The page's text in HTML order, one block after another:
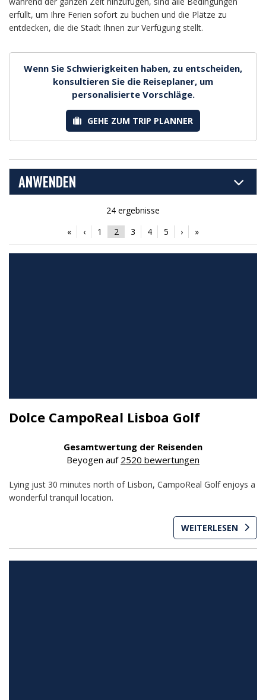
erfüllt, um Ihre Ferien sofort zu buchen und die Plätze zu
entdecken, die die Stadt Ihnen zur Verfügung stellt.
Wenn Sie Schwierigkeiten haben, zu entscheiden,
konsultieren Sie die Reiseplaner, um
personalisierte Vorschläge.
GEHE ZUM TRIP PLANNER
ANWENDEN
24 ergebnisse
«
‹ 1 2 3 4 5 › »
Dolce CampoReal Lisboa Golf
Gesamtwertung der Reisenden
Beyogen auf 2520 bewertungen
Lying just 30 minutes north of Lisbon, CampoReal Golf enjoys a
wonderful tranquil location.
WEITERLESEN